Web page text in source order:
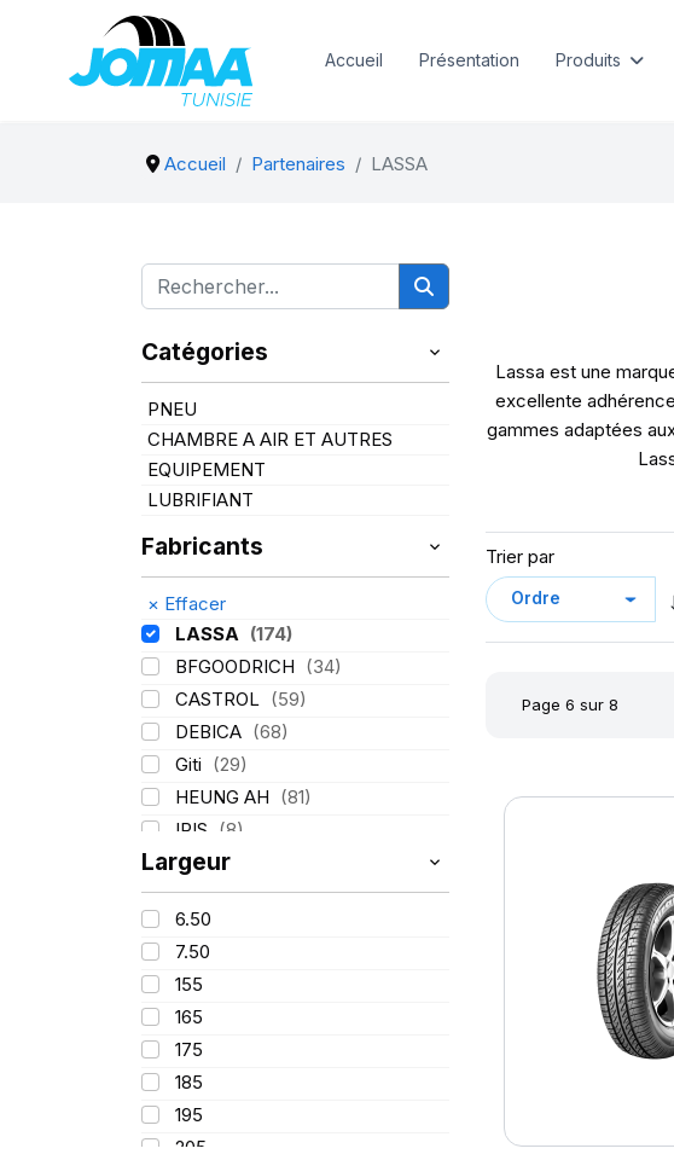
Accueil Présentation Produits
Accueil Partenaires LASSA
Catégories
PNEU
CHAMBRE A AIR ET AUTRES
EQUIPEMENT
LUBRIFIANT
Fabricants
× Effacer
LASSA (174)
BFGOODRICH (34)
CASTROL (59)
DEBICA (68)
Giti (29)
HEUNG AH (81)
IRIS (8)
ITALMATIC
KLEBER (116)
LING LONG
MICHELIN
MITAS
Mondolfo ferro
PIRELLI
PROMETEON
SCHRADER
Largeur
6.50
7.50
155
165
175
185
195
205
Lassa est une
excellente
gammes adaptées
Trier par
Page 6 sur 8